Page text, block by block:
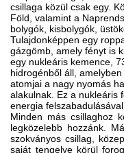
csillaga közül csak egy.
Föld, valamint a
bolygók, kisbolygók,
Tulajdonképpen egy
gázgömb, amely fényt is
egy nukleáris kemence,
hidrogénből áll,
atomjai a nagy nyomás
alakulnak. Ez a nukleáris
energia
Minden más csillaghoz
legközelebb hozzánk.
szokványos csillag,
saját tengelye körül